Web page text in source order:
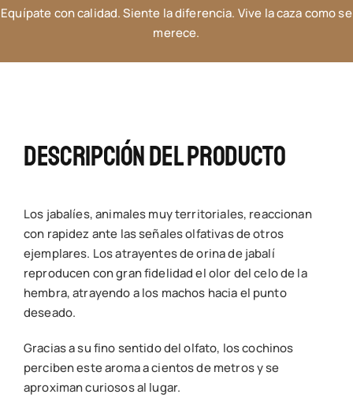
Celo
Equípate con calidad. Siente la diferencia. Vive la caza como se
merece.
Descripción Del Producto
Los jabalíes, animales muy territoriales, reaccionan
con rapidez ante las señales olfativas de otros
ejemplares. Los atrayentes de orina de jabalí
reproducen con gran fidelidad el olor del celo de la
hembra, atrayendo a los machos hacia el punto
deseado.
Gracias a su fino sentido del olfato, los cochinos
perciben este aroma a cientos de metros y se
aproximan curiosos al lugar.